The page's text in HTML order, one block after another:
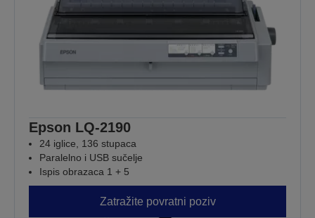
Epson LQ-2190
24 iglice, 136 stupaca
Paralelno i USB sučelje
Ispis obrazaca 1 + 5
Zatražite povratni poziv